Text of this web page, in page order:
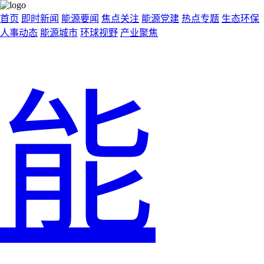
首页 即时新闻 能源要闻 焦点关注 能源党建 热点专题 生态环保
人事动态 能源城市 环球视野 产业聚焦
能